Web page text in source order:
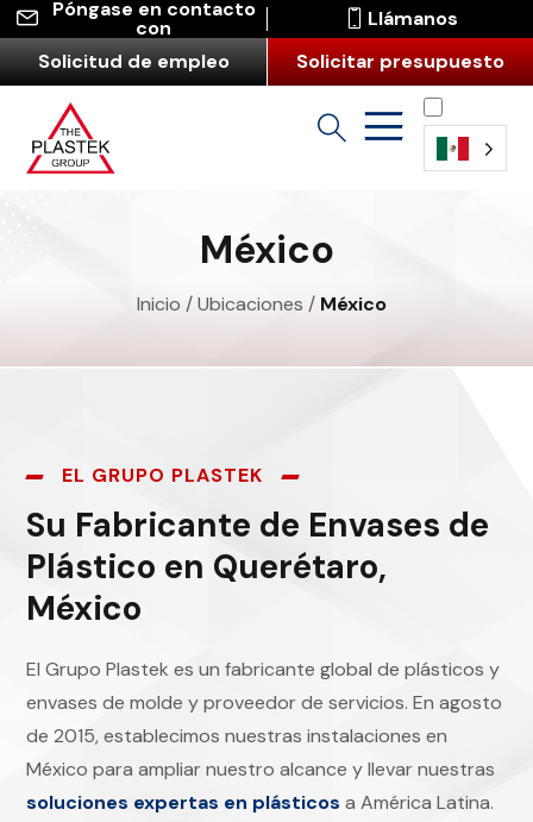
Póngase en contacto
con
Llámanos
Solicitud de empleo
Solicitar presupuesto
México
Inicio /Ubicaciones / México
EL GRUPO PLASTEK
Su Fabricante de Envases de
Plástico en Querétaro,
México
El Grupo Plastek es un fabricante global de plásticos y
envases de molde y proveedor de servicios. En agosto
de 2015, establecimos nuestras instalaciones en
México para ampliar nuestro alcance y llevar nuestras
soluciones expertas en plásticos a América Latina.